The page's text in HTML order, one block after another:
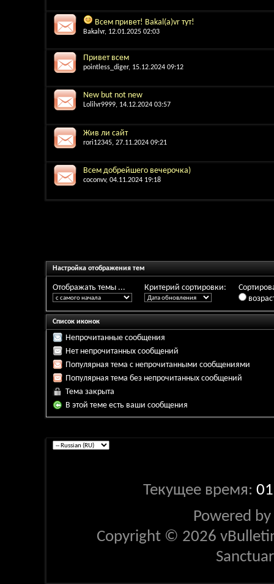
Всем привет! Bakal(a)vr тут!
Bakalvr, 12.01.2025 02:03
Привет всем
pointless_diger, 15.12.2024 09:12
New but not new
Lolilvr9999, 14.12.2024 03:57
Жив ли сайт
rori12345, 27.11.2024 09:21
Всем добрейшего вечерочка)
coconvv, 04.11.2024 19:18
Настройка отображения тем
Отображать темы ... Критерий сортировки:
Список иконок
Непрочитанные сообщения
Нет непрочитанных сообщений
Популярная тема с непрочитанными сообщениями
Популярная тема без непрочитанных сообщений
Тема закрыта
В этой теме есть ваши сообщения
Текущее время:
Powered by
Copyright © 2026